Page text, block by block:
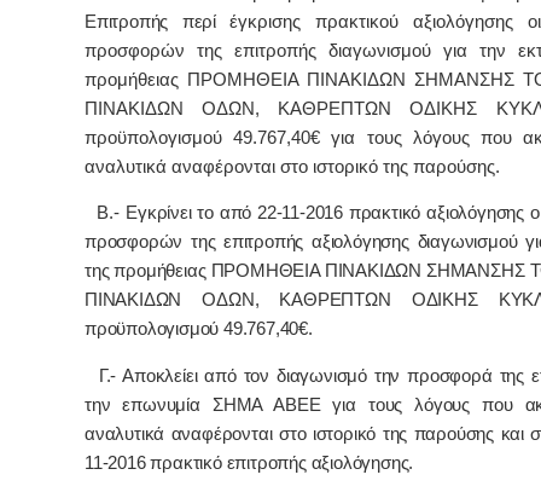
Επιτροπής περίέγκρισης πρακτικού αξιολόγησης
προσφορών της επιτροπής διαγωνισμού για την
προμήθειας ΠΡΟΜΗΘΕΙΑ ΠΙΝΑΚΙΔΩΝ ΣΗΜΑΝΣΗΣ
ΠΙΝΑΚΙΔΩΝ ΟΔΩΝ, ΚΑΘΡΕΠΤΩΝ ΟΔΙΚΗΣ
προϋπολογισμού 49.767,40€ για τους λόγους που
αναλυτικά αναφέρονται στο ιστορικό της παρούσης.
Β.- Εγκρίνει το από 22-11-2016 πρακτικό αξιολόγησης
προσφορών της επιτροπής αξιολόγησης διαγωνισμού
της προμήθειας ΠΡΟΜΗΘΕΙΑ ΠΙΝΑΚΙΔΩΝ ΣΗΜΑΝΣΗΣ
ΠΙΝΑΚΙΔΩΝ ΟΔΩΝ, ΚΑΘΡΕΠΤΩΝ ΟΔΙΚΗΣ
προϋπολογισμού 49.767,40€.
Γ.- Αποκλείειαπό τον διαγωνισμό την προσφορά της
την επωνυμία ΣΗΜΑ ΑΒΕΕ για τους λόγους που
αναλυτικά αναφέρονται στο ιστορικό της παρούσης και
11-2016 πρακτικό επιτροπής αξιολόγησης.